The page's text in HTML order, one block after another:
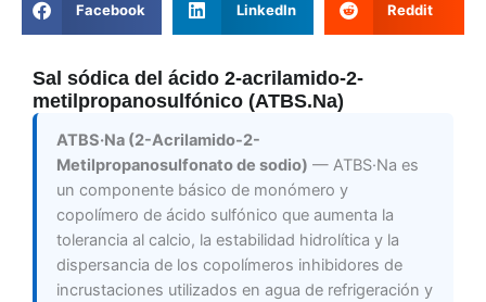
Facebook LinkedIn Reddit
Sal sódica del ácido 2-acrilamido-2-
metilpropanosulfónico (ATBS.Na)
ATBS·Na (2-Acrilamido-2-
Metilpropanosulfonato de sodio) — ATBS·Na es
un componente básico de monómero y
copolímero de ácido sulfónico que aumenta la
tolerancia al calcio, la estabilidad hidrolítica y la
dispersancia de los copolímeros inhibidores de
incrustaciones utilizados en agua de refrigeración y